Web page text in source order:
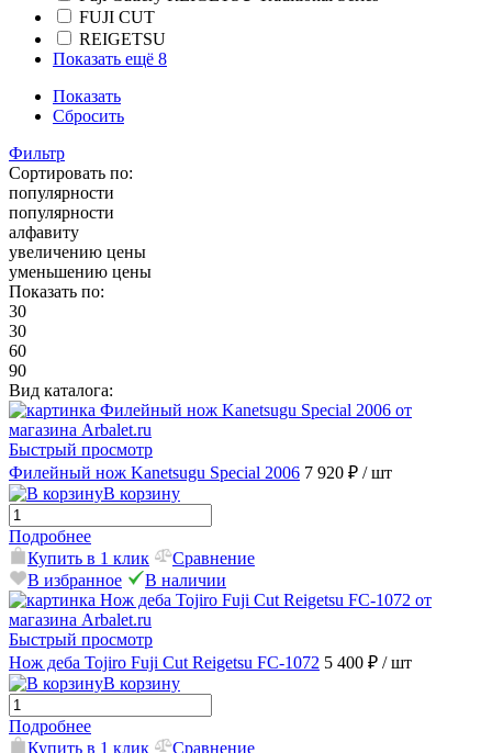
FUJI CUT
REIGETSU
Показать ещё 8
Показать
Сбросить
Фильтр
Сортировать по:
популярности
популярности
алфавиту
увеличению цены
уменьшению цены
Показать по:
30
30
60
90
Вид каталога:
Быстрый просмотр
Филейный нож Kanetsugu Special 2006 7 920 ₽ / шт
В корзину
Подробнее
Купить в 1 клик
Сравнение
В избранное
В наличии
Быстрый просмотр
Нож деба Tojiro Fuji Cut Reigetsu FC-1072 5 400 ₽ / шт
В корзину
Подробнее
Купить в 1 клик
Сравнение